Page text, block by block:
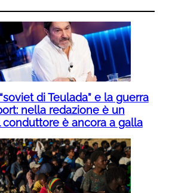
di Teulada” e la guerra
nella redazione è un
conduttore è ancora a galla